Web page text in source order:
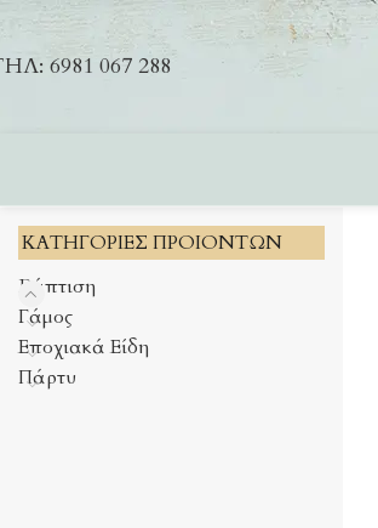
6981 067 288
ΚΑΤΗΓΟΡΙΕΣ ΠΡΟΙΟΝΤΩΝ
Βάπτιση
Γάμος
Εποχιακά Είδη
Πάρτυ